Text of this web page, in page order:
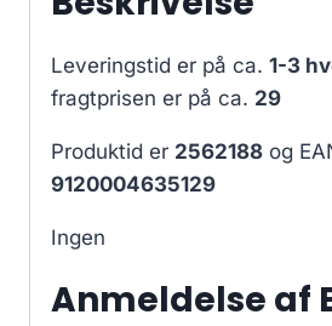
Leveringstid er på ca. 1-3
fragtprisen er på ca. 29
Produktid er 2562188 og
9120004635129
Ingen
Anmeldelse af